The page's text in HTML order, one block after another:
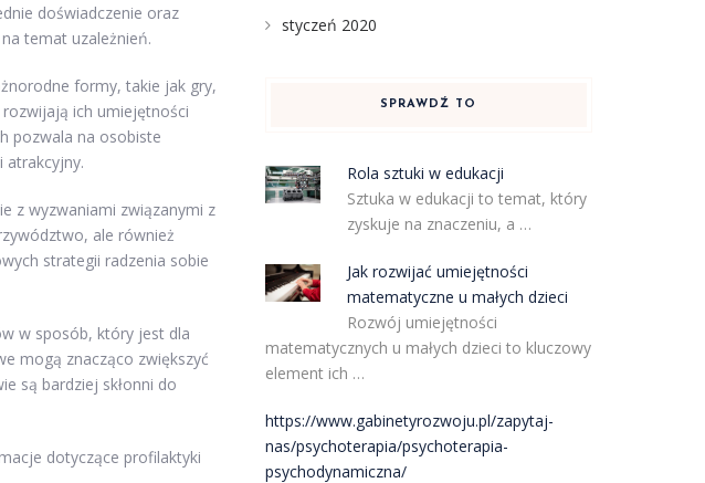
doświadczenie oraz
temat uzależnień.
formy, takie jak gry,
ich umiejętności
pozwala na osobiste
atrakcyjny.
z wyzwaniami związanymi z
ale również
strategii radzenia sobie
w sposób, który jest dla
mogą znacząco zwiększyć
są bardziej skłonni do
dotyczące profilaktyki
styczeń 2020
SPRAWDŹ TO
Rola sztuki w edukacji
Sztuka w edukacji to temat, który
zyskuje na znaczeniu, a …
Jak rozwijać umiejętności
matematyczne u małych dzieci
Rozwój umiejętności
matematycznych u małych dzieci to kluczowy
element ich …
https://www.gabinetyrozwoju.pl/zapytaj-
nas/psychoterapia/psychoterapia-
psychodynamiczna/